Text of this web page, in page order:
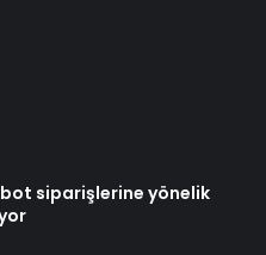
siparişlerine yönelik